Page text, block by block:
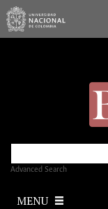
Advanced Search
MENU